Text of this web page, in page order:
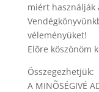
miért használják
véleményüket!
Elõre köszönöm
Összegezhetjük:
A MINÕSÉGIVÉ